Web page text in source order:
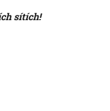
sítích!